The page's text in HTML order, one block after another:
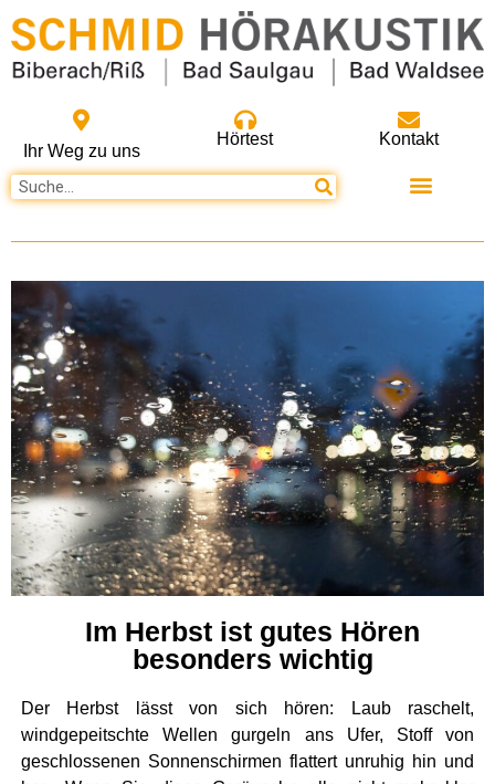
Ihr Weg zu uns
Hörtest Kontakt
Im Herbst ist gutes Hören
besonders wichtig
Der Herbst lässt von sich hören: Laub raschelt,
windgepeitschte Wellen gurgeln ans Ufer, Stoff von
geschlossenen Sonnenschirmen flattert unruhig hin und